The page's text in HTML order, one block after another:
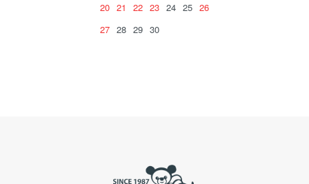
20 21 22 23 24 25 26
27 28 29 30